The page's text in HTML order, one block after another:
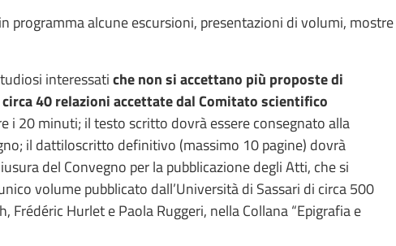
programma alcune escursioni, presentazioni di volumi, mostre
interessatiche non si accettano più proposte di
circa 40 relazioni accettate dal Comitato scientifico
i 20 minuti; il testo scritto dovrà essere consegnato alla
il dattiloscritto definitivo (massimo 10 pagine) dovrà
del Convegno per la pubblicazione degli Atti, che si
volume pubblicato dall’Università di Sassari di circa 500
Frédéric Hurlet e Paola Ruggeri, nella Collana “Epigrafia e